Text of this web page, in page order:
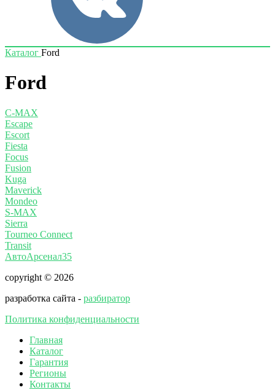
Каталог Ford
Ford
C-MAX
Escape
Escort
Fiesta
Focus
Fusion
Kuga
Maverick
Mondeo
S-MAX
Sierra
Tourneo Connect
Transit
АвтоАрсенал35
copyright © 2026
разработка сайта - разбиратор
Политика конфиденциальности
Главная
Каталог
Гарантия
Регионы
Контакты